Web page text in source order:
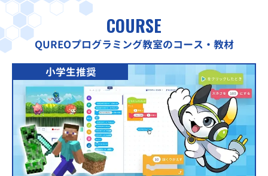
COURSE
QUREOプログラミング教室のコース・教材
小学生推奨